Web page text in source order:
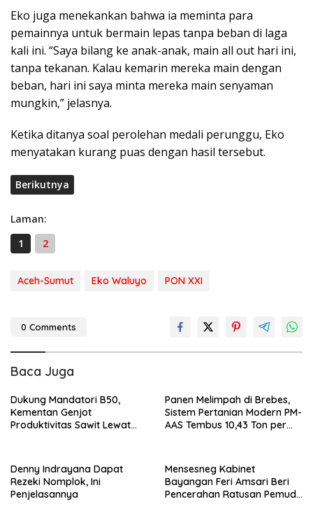
Eko juga menekankan bahwa ia meminta para
pemainnya untuk bermain lepas tanpa beban di laga
kali ini. “Saya bilang ke anak-anak, main all out hari ini,
tanpa tekanan. Kalau kemarin mereka main dengan
beban, hari ini saya minta mereka main senyaman
mungkin,” jelasnya.
Ketika ditanya soal perolehan medali perunggu, Eko
menyatakan kurang puas dengan hasil tersebut.
Berikutnya
Laman:
1
2
Aceh-Sumut Eko Waluyo PON XXI
0 Comments
Baca Juga
Dukung Mandatori B50,
Kementan Genjot
Produktivitas Sawit Lewat
Panen Melimpah di Brebes,
Sistem Pertanian Modern PM-
AAS Tembus 10,43 Ton per
Denny Indrayana Dapat
Rezeki Nomplok, Ini
Penjelasannya
Mensesneg Kabinet
Bayangan Feri Amsari Beri
Pencerahan Ratusan Pemuda